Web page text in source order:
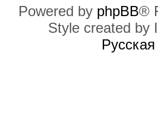
Powered by phpBB®
Style created by